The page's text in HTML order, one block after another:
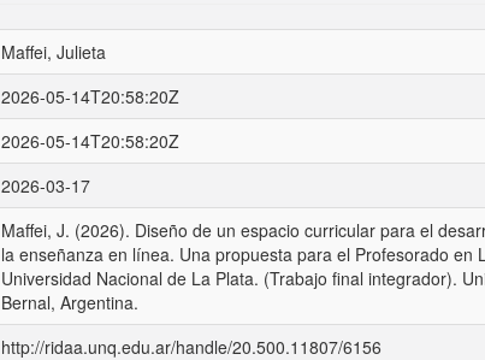
Maffei, Julieta
2026-05-14T20:58:20Z
2026-05-14T20:58:20Z
2026-03-17
Maffei, J. (2026). Diseño de un espacio curricular para el
la enseñanza en línea. Una propuesta para el Profesorado en
Universidad Nacional de La Plata. (Trabajo final integrador).
Bernal, Argentina.
http://ridaa.unq.edu.ar/handle/20.500.11807/6156